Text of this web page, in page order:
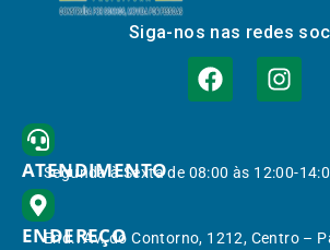
Siga-nos nas redes
ATENDIMENTO
Segunda à Sexta de 08:00 às 12:00-
ENDEREÇO
End.: Av. do Contorno, 1212, Centro –